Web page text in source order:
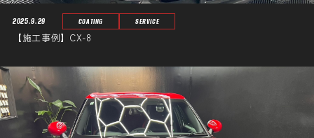
2025.9.29 COATING SERVICE
【施工事例】CX-8